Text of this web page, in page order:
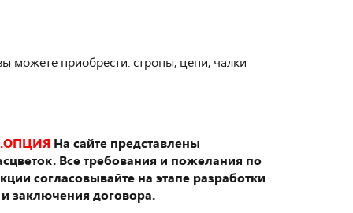
можете приобрести: стропы, цепи, чалки
На сайте представлены
Все требования и пожелания по
согласовывайте на этапе разработки
заключения договора.